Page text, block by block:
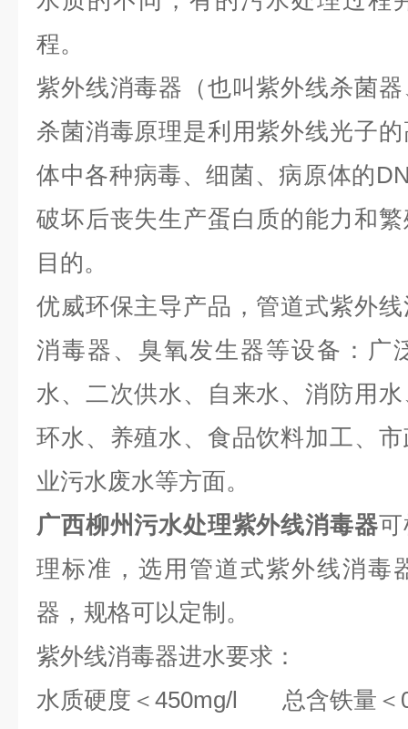
程。
紫外线消毒器（也叫紫外线杀菌
杀菌消毒原理是利用紫外线光子
体中各种病毒、细菌、病原体的
破坏后丧失生产蛋白质的能力和
目的。
优威环保主导产品，管道式紫外
消毒器、臭氧发生器等设备：广
水、二次供水、自来水、消防用
环水、养殖水、食品饮料加工、
业污水废水等方面。
广西柳州污水处理紫外线消毒器
理标准，选用管道式紫外线消毒
器，规格可以定制。
紫外线消毒器进水要求：
水质硬度＜450mg/l 总含铁量＜